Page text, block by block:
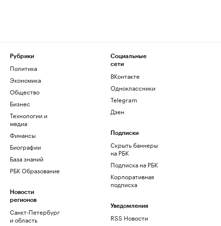
Рубрики
Политика
Экономика
Общество
Бизнес
Технологии и
медиа
Финансы
Биографии
База знаний
РБК Образование
Новости
регионов
Санкт-Петербург
и область
Социальные
сети
ВКонтакте
Одноклассники
Telegram
Дзен
Подписки
Скрыть баннеры
на РБК
Подписка на РБК
Корпоративная
подписка
Уведомления
RSS Новости